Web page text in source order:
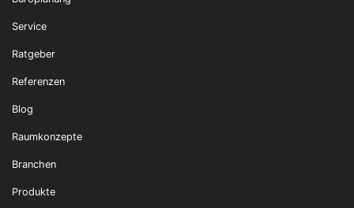
Service
Ratgeber
Referenzen
Blog
Raumkonzepte
Branchen
Produkte